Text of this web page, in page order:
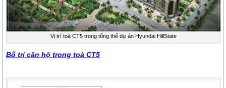
Vị trí toà CT5 trong tổng thể dự án Hyundai HillState
Bố trí căn hộ trong toà CT5